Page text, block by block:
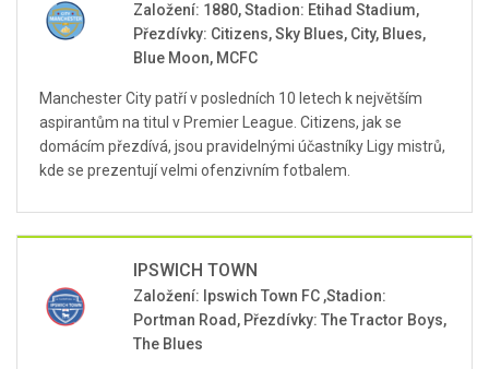
Založení: 1880, Stadion: Etihad Stadium,
Přezdívky: Citizens, Sky Blues, City, Blues,
Blue Moon, MCFC
Manchester City patří v posledních 10 letech k největším
aspirantům na titul v Premier League. Citizens, jak se
domácím přezdívá, jsou pravidelnými účastníky Ligy mistrů,
kde se prezentují velmi ofenzivním fotbalem.
IPSWICH TOWN
Založení: Ipswich Town FC ,Stadion:
Portman Road, Přezdívky: The Tractor Boys,
The Blues